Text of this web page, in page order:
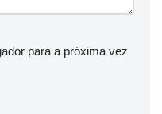
para a próxima vez